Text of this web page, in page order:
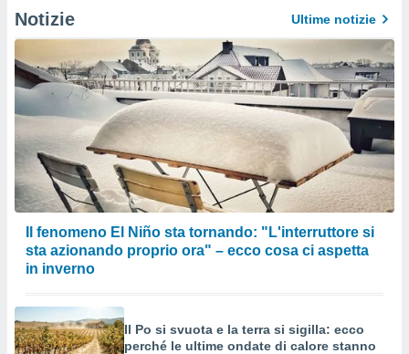
Notizie Ultime notizie
Il fenomeno El Niño sta tornando: "L'interruttore si
sta azionando proprio ora" – ecco cosa ci aspetta
in inverno
Il Po si svuota e la terra si sigilla: ecco
perché le ultime ondate di calore stanno